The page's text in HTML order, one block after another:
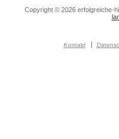
Copyright © 2026 erfolgreiche-
Kontakt